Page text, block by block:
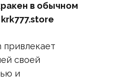
в обычном
krk777.store
привлекает
своей
и